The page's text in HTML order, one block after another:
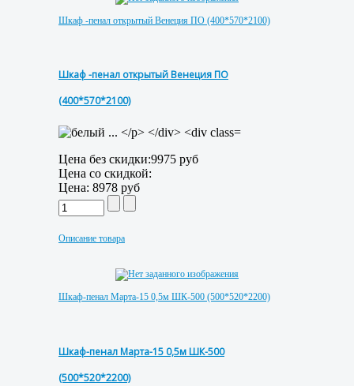
Шкаф -пенал открытый Венеция ПО (400*570*2100)
Шкаф -пенал открытый Венеция ПО
(400*570*2100)
Цена без скидки:9975 руб
Цена со скидкой:
Цена: 8978 руб
Описание товара
Шкаф-пенал Марта-15 0,5м ШК-500 (500*520*2200)
Шкаф-пенал Марта-15 0,5м ШК-500
(500*520*2200)